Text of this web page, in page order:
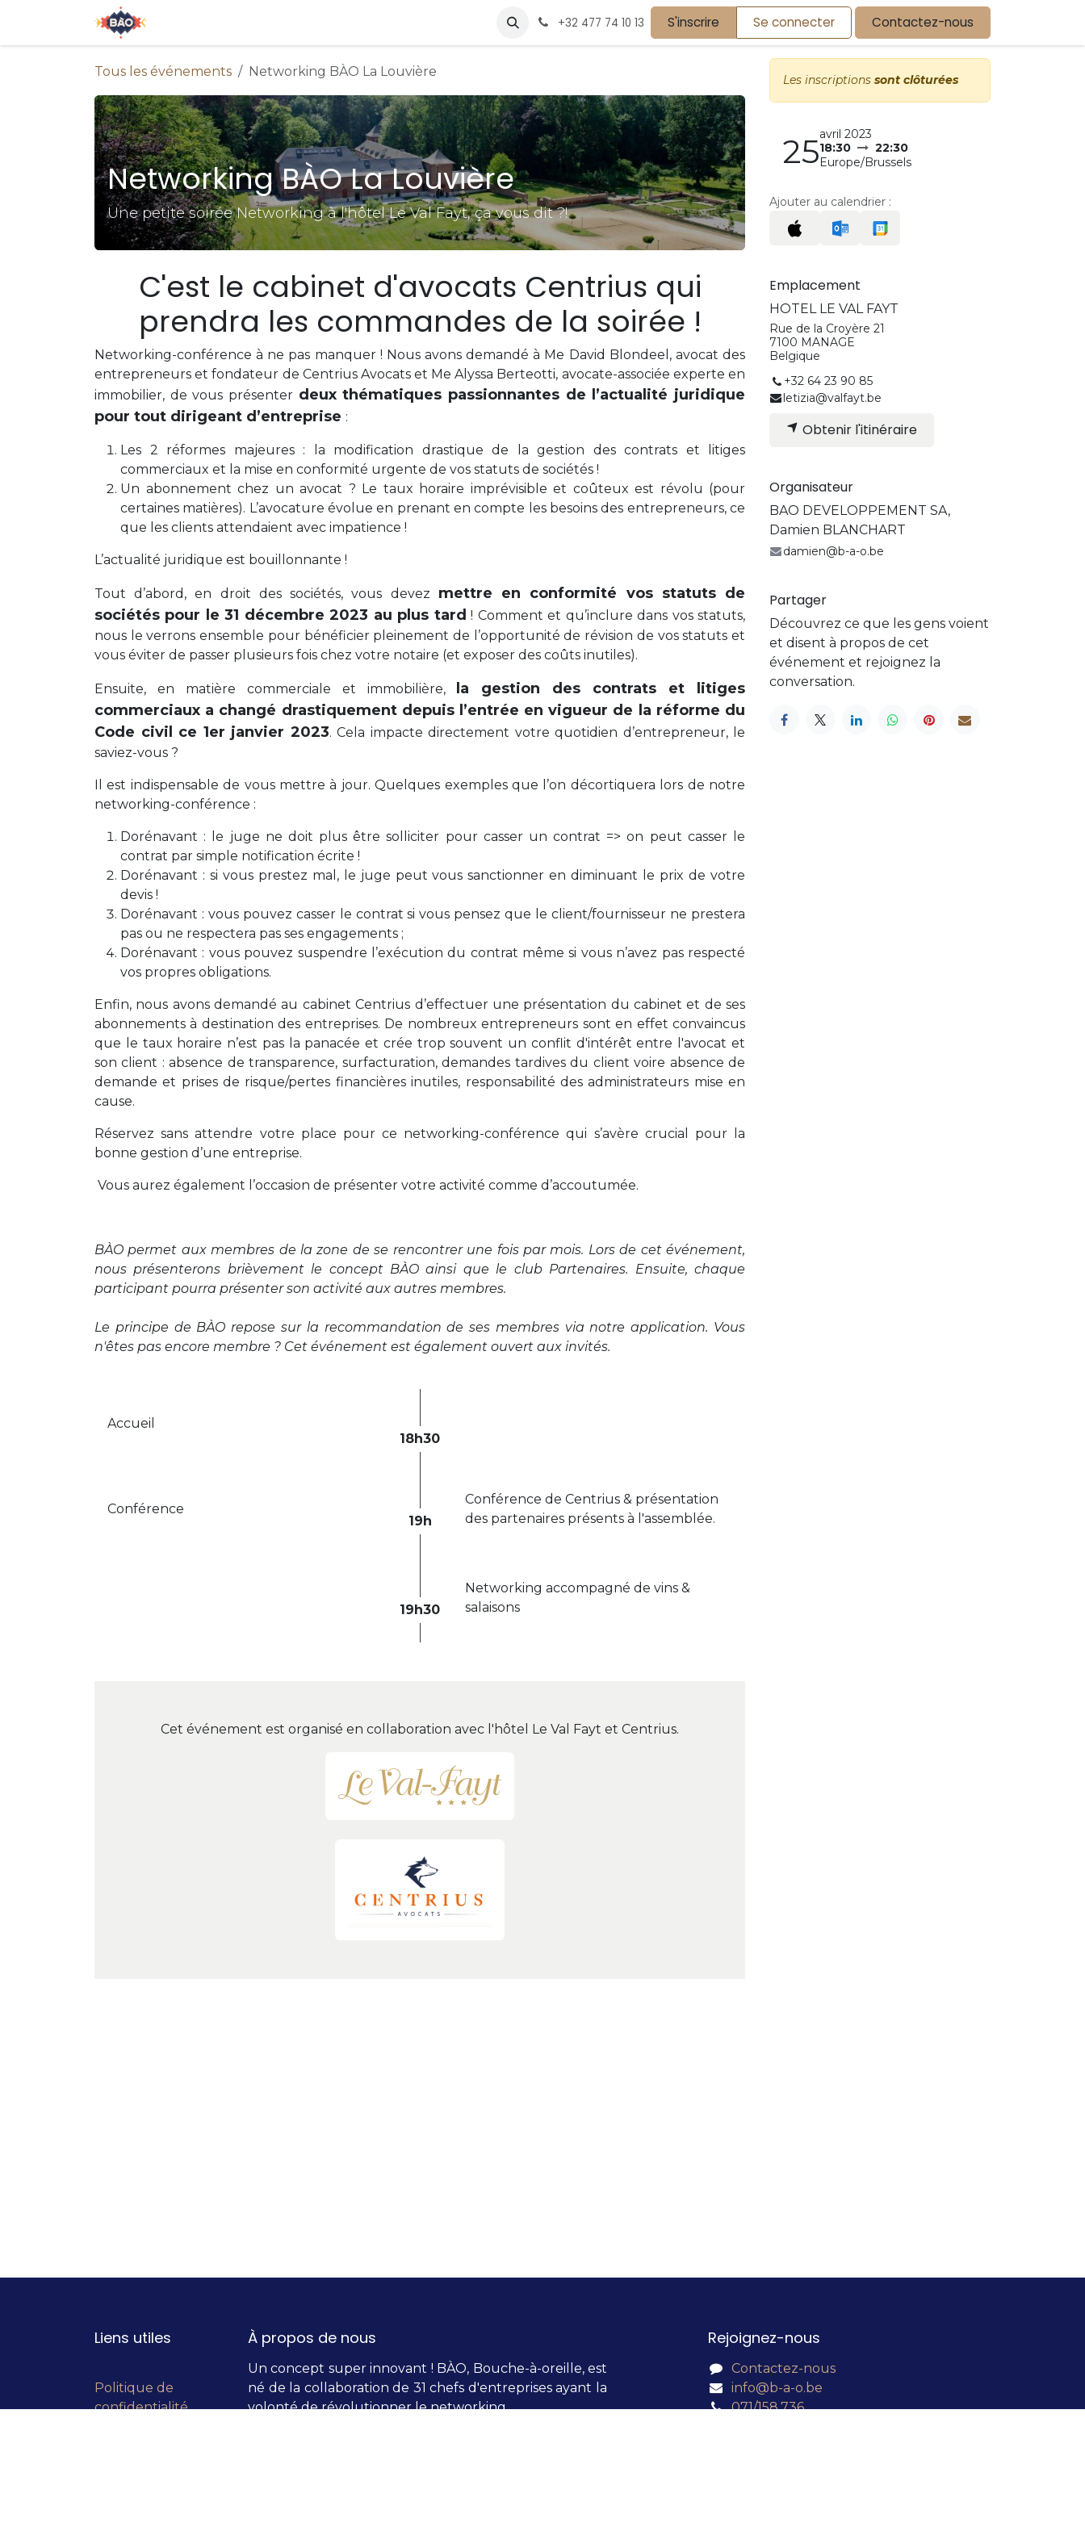
Se rendre au contenu
Devenir partenaire Nos partenaires Postes
+32 477 74 10 13 S'inscrire Se connecter Contactez-nous
Tous les événements Networking BÀO La Louvière
Networking BÀO La Louvière
Une petite soirée Networking à l'hôtel Le Val Fayt, ça vous dit ?!
C'est le cabinet d'avocats Centrius qui
prendra les commandes de la soirée !
Networking-conférence à ne pas manquer ! Nous avons demandé à Me David Blondeel, avocat des
entrepreneurs et fondateur de Centrius Avocats et Me Alyssa Berteotti, avocate-associée experte en
immobilier, de vous présenter deux thématiques passionnantes de l’actualité juridique
pour tout dirigeant d’entreprise :
Les 2 réformes majeures : la modification drastique de la gestion des contrats et litiges
commerciaux et la mise en conformité urgente de vos statuts de sociétés !
Un abonnement chez un avocat ? Le taux horaire imprévisible et coûteux est révolu (pour
certaines matières). L’avocature évolue en prenant en compte les besoins des entrepreneurs, ce
que les clients attendaient avec impatience !
L’actualité juridique est bouillonnante !
Tout d’abord, en droit des sociétés, vous devez mettre en conformité vos statuts de
sociétés pour le 31 décembre 2023 au plus tard ! Comment et qu’inclure dans vos statuts,
nous le verrons ensemble pour bénéficier pleinement de l’opportunité de révision de vos statuts et
vous éviter de passer plusieurs fois chez votre notaire (et exposer des coûts inutiles).
Ensuite, en matière commerciale et immobilière,
la gestion des contrats et litiges
commerciaux a changé drastiquement depuis l’entrée en vigueur de la réforme du
Code civil ce 1er janvier 2023. Cela impacte directement votre quotidien d’entrepreneur, le
saviez-vous ?
Il est indispensable de vous mettre à jour. Quelques exemples que l’on décortiquera lors de notre
networking-conférence :
Dorénavant : le juge ne doit plus être solliciter pour casser un contrat => on peut casser le
contrat par simple notification écrite !
Dorénavant : si vous prestez mal, le juge peut vous sanctionner en diminuant le prix de votre
devis !
Dorénavant : vous pouvez casser le contrat si vous pensez que le client/fournisseur ne prestera
pas ou ne respectera pas ses engagements ;
Dorénavant : vous pouvez suspendre l’exécution du contrat même si vous n’avez pas respecté
vos propres obligations.
Enfin, nous avons demandé au cabinet Centrius d’effectuer une présentation du cabinet et de ses
abonnements à destination des entreprises. De nombreux entrepreneurs sont en effet convaincus
que le taux horaire n’est pas la panacée et crée trop souvent un conflit d'intérêt entre l'avocat et
son client : absence de transparence, surfacturation, demandes tardives du client voire absence de
demande et prises de risque/pertes financières inutiles, responsabilité des administrateurs mise en
cause.
Réservez sans attendre votre place pour ce networking-conférence qui s’avère crucial pour la
bonne gestion d’une entreprise.
Vous aurez également l’occasion de présenter votre activité comme d’accoutumée.
BÀO permet aux membres de la zone de se rencontrer une fois par mois. Lors de cet événement,
nous présenterons brièvement le concept BÀO ainsi que le club Partenaires. Ensuite, chaque
participant pourra présenter son activité aux autres membres.
Le principe de BÀO repose sur la recommandation de ses membres via notre application. Vous
n'êtes pas encore membre ? Cet événement est également ouvert aux invités.
18h30
Accueil
19h
Conférence
Conférence de Centrius & présentation
des partenaires présents à l'assemblée.
19h30
Networking accompagné de vins &
salaisons
Cet événement est organisé en collaboration avec l'hôtel Le Val Fayt et Centrius.
Les inscriptions sont clôturées
25avril 2023
18:30
22:30
Europe/Brussels
Ajouter au calendrier :
Emplacement
HOTEL LE VAL FAYT
Rue de la Croyère 21
7100 MANAGE
Belgique
+32 64 23 90 85
letizia@valfayt.be
Obtenir l'itinéraire
Organisateur
BAO DEVELOPPEMENT SA,
Damien BLANCHART
damien@b-a-o.be
Partager
Découvrez ce que les gens voient
et disent à propos de cet
événement et rejoignez la
conversation.
Liens utiles
Politique de
confidentialité
À propos de nous
Un concept super innovant ! BÀO, Bouche-à-oreille, est
né de la collaboration de 31 chefs d'entreprises ayant la
volonté de révolutionner le networking.
Rejoignez-nous
Contactez-nous
info@b-a-o.be
071/158.736